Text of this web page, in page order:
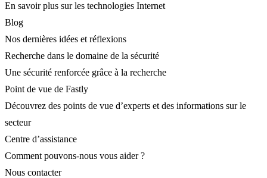
En savoir plus sur les technologies Internet
Blog
Nos dernières idées et réflexions
Recherche dans le domaine de la sécurité
Une sécurité renforcée grâce à la recherche
Point de vue de Fastly
Découvrez des points de vue d’experts et des informations sur le
secteur
Centre d’assistance
Comment pouvons-nous vous aider ?
Nous contacter